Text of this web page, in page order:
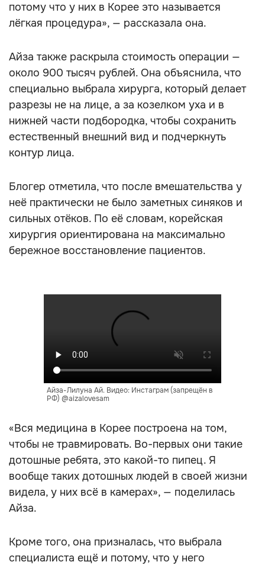
потому что у них в Корее это называется
лёгкая процедура», — рассказала она.
Айза также раскрыла стоимость операции —
около 900 тысяч рублей. Она объяснила, что
специально выбрала хирурга, который делает
разрезы не на лице, а за козелком уха и в
нижней части подбородка, чтобы сохранить
естественный внешний вид и подчеркнуть
контур лица.
Блогер отметила, что после вмешательства у
неё практически не было заметных синяков и
сильных отёков. По её словам, корейская
хирургия ориентирована на максимально
бережное восстановление пациентов.
Айза-Лилуна Ай. Видео: Инстаграм (запрещён в
РФ) @aizalovesam
«Вся медицина в Корее построена на том,
чтобы не травмировать. Во-первых они такие
дотошные ребята, это какой-то пипец. Я
вообще таких дотошных людей в своей жизни
видела, у них всё в камерах», — поделилась
Айза.
Кроме того, она призналась, что выбрала
специалиста ещё и потому, что у него